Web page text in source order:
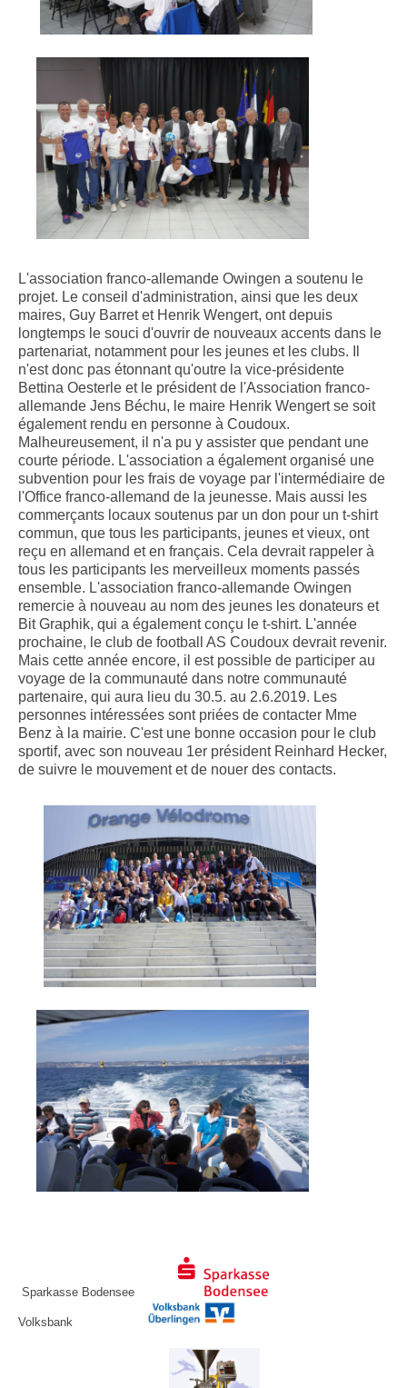
L'association franco-allemande Owingen a soutenu le
projet. Le conseil d'administration, ainsi que les deux
maires, Guy Barret et Henrik Wengert, ont depuis
longtemps le souci d'ouvrir de nouveaux accents dans le
partenariat, notamment pour les jeunes et les clubs. Il
n'est donc pas étonnant qu'outre la vice-présidente
Bettina Oesterle et le président de l'Association franco-
allemande Jens Béchu, le maire Henrik Wengert se soit
également rendu en personne à Coudoux.
Malheureusement, il n'a pu y assister que pendant une
courte période. L'association a également organisé une
subvention pour les frais de voyage par l'intermédiaire de
l'Office franco-allemand de la jeunesse. Mais aussi les
commerçants locaux soutenus par un don pour un t-shirt
commun, que tous les participants, jeunes et vieux, ont
reçu en allemand et en français. Cela devrait rappeler à
tous les participants les merveilleux moments passés
ensemble. L'association franco-allemande Owingen
remercie à nouveau au nom des jeunes les donateurs et
Bit Graphik, qui a également conçu le t-shirt. L'année
prochaine, le club de football AS Coudoux devrait revenir.
Mais cette année encore, il est possible de participer au
voyage de la communauté dans notre communauté
partenaire, qui aura lieu du 30.5. au 2.6.2019. Les
personnes intéressées sont priées de contacter Mme
Benz à la mairie. C'est une bonne occasion pour le club
sportif, avec son nouveau 1er président Reinhard Hecker,
de suivre le mouvement et de nouer des contacts.
Sparkasse Bodensee
Volksbank